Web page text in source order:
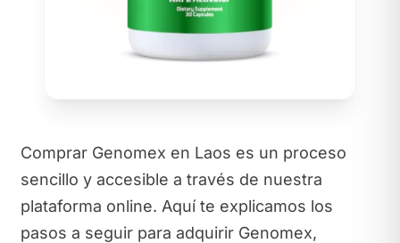
Comprar Genomex en Laos es un proceso
sencillo y accesible a través de nuestra
plataforma online. Aquí te explicamos los
pasos a seguir para adquirir Genomex,